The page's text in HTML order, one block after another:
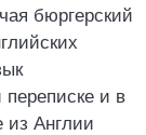
бюргерский
и в
из Англии